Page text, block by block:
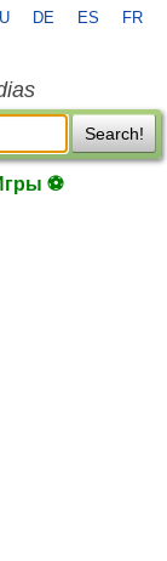
DE ES FR
Search!
⚽